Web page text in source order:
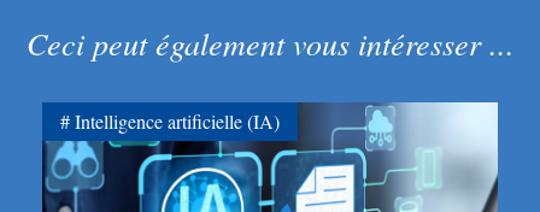
Ceci peut également vous intéresser ...
Intelligence artificielle (IA)